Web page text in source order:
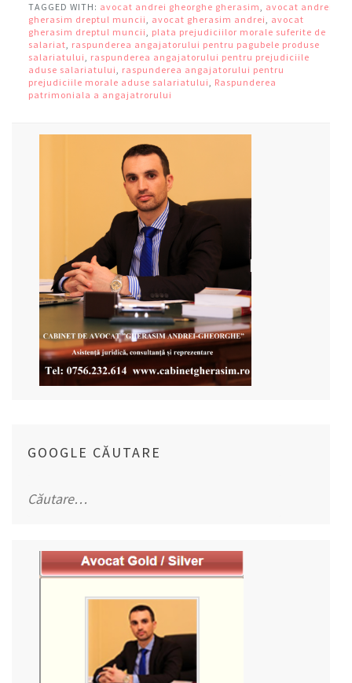
TAGGED WITH: avocat andrei gheorghe gherasim, avocat andrei
gherasim dreptul muncii, avocat gherasim andrei, avocat
gherasim dreptul muncii, plata prejudiciilor morale suferite de
salariat, raspunderea angajatorului pentru pagubele produse
salariatului, raspunderea angajatorului pentru prejudiciile
aduse salariatului, raspunderea angajatorului pentru
prejudiciile morale aduse salariatului, Raspunderea
patrimoniala a angajatrorului
GOOGLE CĂUTARE
după: